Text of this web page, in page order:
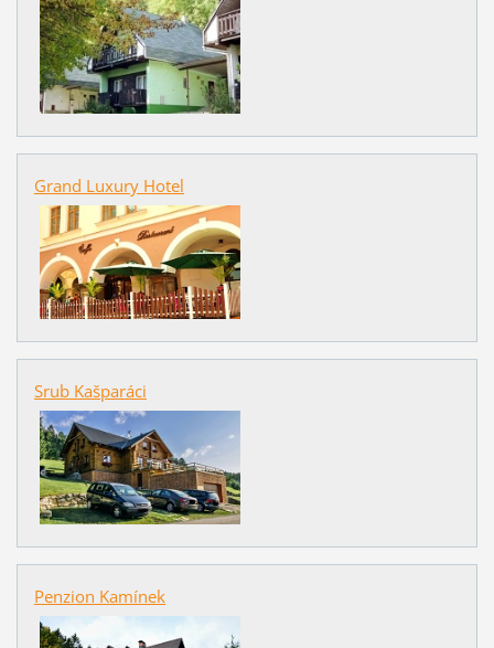
Grand Luxury Hotel
Srub Kašparáci
Penzion Kamínek